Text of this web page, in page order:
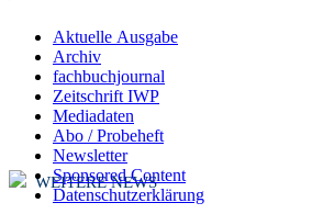
Aktuelle Ausgabe
Archiv
fachbuchjournal
Zeitschrift IWP
Mediadaten
Abo / Probeheft
Newsletter
Sponsored Content
Datenschutzerklärung
WEITERE NEWS